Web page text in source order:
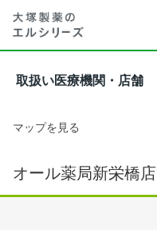
取扱い医療機関・店舗
マップを見る
オール薬局新栄橋店